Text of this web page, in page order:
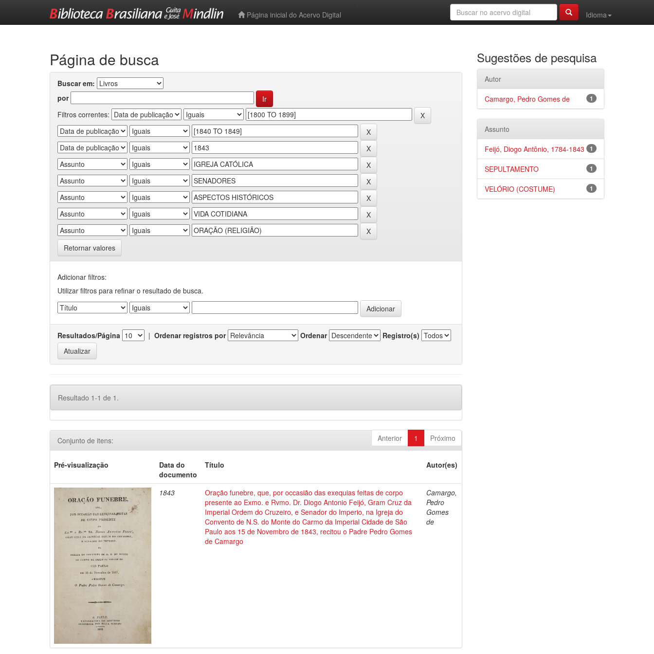
Página inicial do Acervo Digital
Idioma
Página de busca
Buscar em:
por
Filtros correntes:
Retornar valores
Adicionar filtros:
Utilizar filtros para refinar o resultado de busca.
Resultados/Página | Ordenar registros por Ordenar Registro(s)
Resultado 1-1 de 1.
Anterior 1 Próximo
Conjunto de itens:
Pré-visualização
Data do
documento
Título Autor(es)
1843
Oração funebre, que, por occasião das exequias feitas de corpo
presente ao Exmo. e Rvmo. Dr. Diogo Antonio Feijó, Gram Cruz da
Imperial Ordem do Cruzeiro, e Senador do Imperio, na Igreja do
Convento de N.S. do Monte do Carmo da Imperial Cidade de São
Paulo aos 15 de Novembro de 1843, recitou o Padre Pedro Gomes
de Camargo
Camargo,
Pedro
Gomes
de
Sugestões de pesquisa
Autor
1
Camargo, Pedro Gomes de
Assunto
1
Feijó, Diogo Antônio, 1784-1843
1
SEPULTAMENTO
1
VELÓRIO (COSTUME)